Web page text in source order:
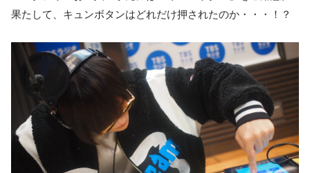
果たして、キュンボタンはどれだけ押されたのか・・・！？